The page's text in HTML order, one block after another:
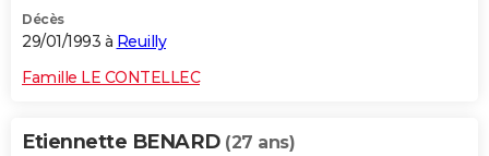
Décès
29/01/1993 à Reuilly
Famille LE CONTELLEC
Etiennette BENARD (27 ans)